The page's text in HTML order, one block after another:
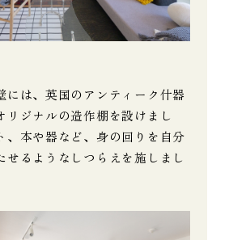
には、英国のアンティーク什器
リジナルの造作棚を設けまし
、本や器など、身の回りを自分
せるようなしつらえを施しまし